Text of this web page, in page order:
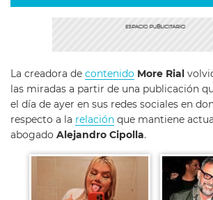
La creadora de contenido More Rial
las miradas a partir de una publicación
el día de ayer en sus redes sociales en
respecto a la relación que mantiene
abogado Alejandro Cipolla.